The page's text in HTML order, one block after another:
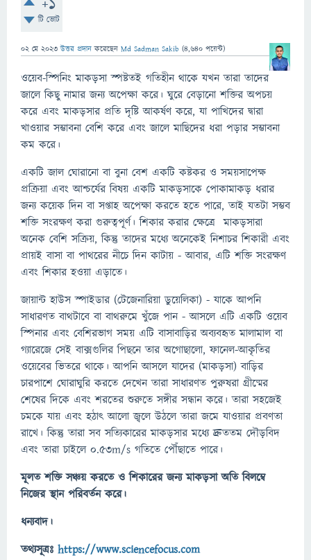
টি ভোট
02 মে 2023 উত্তর প্রদান করেছেন Md Sadman Sakib (4,640 পয়েন্ট)
ওয়েব-স্পিনিং মাকড়সা স্পষ্টতই গতিহীন থাকে যখন তারা তাদের
জালে কিছু নামার জন্য অপেক্ষা করে। ঘুরে বেড়ানো শক্তির অপচয়
করে এবং মাকড়সার প্রতি দৃষ্টি আকর্ষণ করে, যা পাখিদের দ্বারা
খাওয়ার সম্ভাবনা বেশি করে এবং জালে মাছিদের ধরা পড়ার সম্ভাবনা
কম করে।
একটি জাল ঘোরানো বা বুনা বেশ একটি কষ্টকর ও সময়সাপেক্ষ
প্রক্রিয়া এবং আশ্চর্যের বিষয় একটি মাকড়সাকে পোকামাকড় ​​ধরার
জন্য কয়েক দিন বা সপ্তাহ অপেক্ষা করতে হতে পারে, তাই যতটা সম্ভব
শক্তি সংরক্ষণ করা গুরুত্বপূর্ণ। শিকার করার ক্ষেত্রে মাকড়সারা
অনেক বেশি সক্রিয়, কিন্তু তাদের মধ্যে অনেকেই নিশাচর শিকারী এবং
প্রায়ই বাসা বা পাথরের নীচে দিন কাটায় - আবার, এটি শক্তি সংরক্ষণ
এবং শিকার হওয়া এড়াতে।
জায়ান্ট হাউস স্পাইডার (টেজেনারিয়া ডুয়েলিকা) - যাকে আপনি
সাধারণত বাথটাবে বা বাথরুমে খুঁজে পান - আসলে এটি একটি ওয়েব
স্পিনার এবং বেশিরভাগ সময় এটি বাসাবাড়ির অব্যবহৃত মালামাল বা
গ্যারেজে সেই বাক্সগুলির পিছনে তার অগোছালো, ফানেল-আকৃতির
ওয়েবের ভিতরে থাকে। আপনি আসলে যাদের (মাকড়সা) বাড়ির
চারপাশে ঘোরাঘুরি করতে দেখেন তারা সাধারণত পুরুষরা গ্রীষ্মের
শেষের দিকে এবং শরতের শুরুতে সঙ্গীর সন্ধান করে। তারা সহজেই
চমকে যায় এবং হঠাৎ আলো জ্বলে উঠলে তারা জমে যাওয়ার প্রবণতা
রাখে। কিন্তু তারা সব সত্যিকারের মাকড়সার মধ্যে দ্রুততম দৌড়বিদ
এবং তারা চাইলে 0.53m/s গতিতে পৌঁছাতে পারে।
মূলত শক্তি সঞ্চয় করতে ও শিকারের জন্য মাকড়সা অতি বিলম্বে
নিজের স্থান পরিবর্তন করে।
ধন্যবাদ।
তথ্যসূত্রঃ https://www.sciencefocus.com